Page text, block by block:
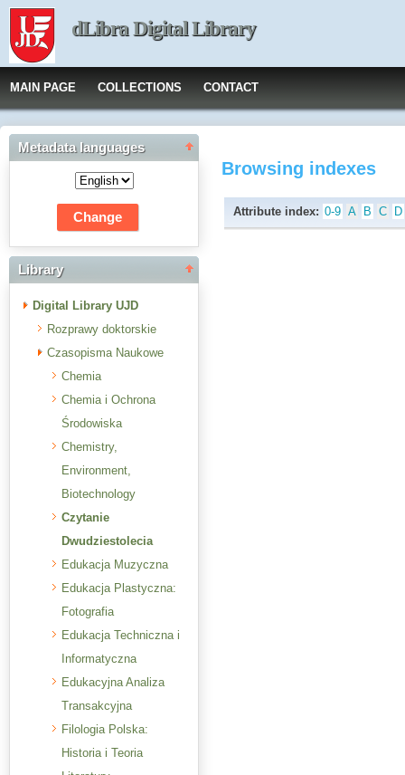
dLibra Digital Library
MAIN PAGE COLLECTIONS CONTACT
Metadata languages
Library
Digital Library UJD
Rozprawy doktorskie
Czasopisma Naukowe
Chemia
Chemia i Ochrona
Środowiska
Chemistry,
Environment,
Biotechnology
Czytanie
Dwudziestolecia
Edukacja Muzyczna
Edukacja Plastyczna:
Fotografia
Edukacja Techniczna i
Informatyczna
Edukacyjna Analiza
Transakcyjna
Filologia Polska:
Historia i Teoria
Browsing indexes
Attribute index: 0-9 A B C D